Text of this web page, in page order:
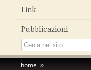
Link
Pubblicazioni
home